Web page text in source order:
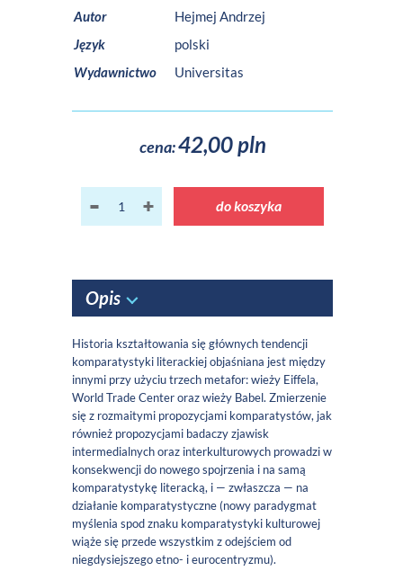
Autor
Hejmej Andrzej
Język
polski
Wydawnictwo
Universitas
cena:42,00 pln
do koszyka
Opis
Historia kształtowania się głównych tendencji
komparatystyki literackiej objaśniana jest między
innymi przy użyciu trzech metafor: wieży Eiffela,
World Trade Center oraz wieży Babel. Zmierzenie
się z rozmaitymi propozycjami komparatystów, jak
również propozycjami badaczy zjawisk
intermedialnych oraz interkulturowych prowadzi w
konsekwencji do nowego spojrzenia i na samą
komparatystykę literacką, i — zwłaszcza — na
działanie komparatystyczne (nowy paradygmat
myślenia spod znaku komparatystyki kulturowej
wiąże się przede wszystkim z odejściem od
niegdysiejszego etno- i eurocentryzmu).